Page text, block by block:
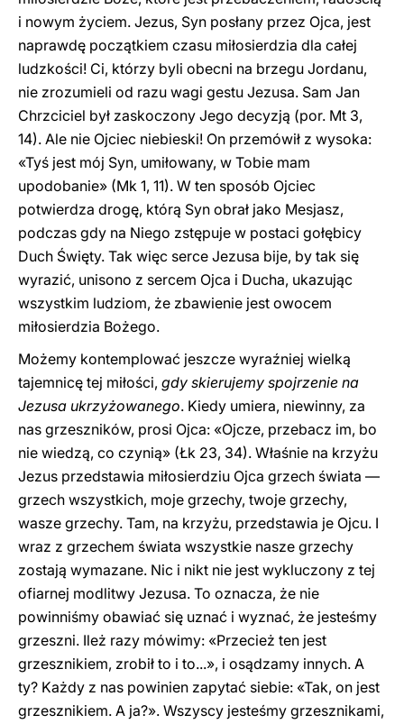
i nowym życiem. Jezus, Syn posłany przez Ojca, jest
naprawdę początkiem czasu miłosierdzia dla całej
ludzkości! Ci, którzy byli obecni na brzegu Jordanu,
nie zrozumieli od razu wagi gestu Jezusa. Sam Jan
Chrzciciel był zaskoczony Jego decyzją (por. Mt 3,
14). Ale nie Ojciec niebieski! On przemówił z wysoka:
«Tyś jest mój Syn, umiłowany, w Tobie mam
upodobanie» (Mk 1, 11). W ten sposób Ojciec
potwierdza drogę, którą Syn obrał jako Mesjasz,
podczas gdy na Niego zstępuje w postaci gołębicy
Duch Święty. Tak więc serce Jezusa bije, by tak się
wyrazić, unisono z sercem Ojca i Ducha, ukazując
wszystkim ludziom, że zbawienie jest owocem
miłosierdzia Bożego.
Możemy kontemplować jeszcze wyraźniej wielką
tajemnicę tej miłości, gdy skierujemy spojrzenie na
Jezusa ukrzyżowanego. Kiedy umiera, niewinny, za
nas grzeszników, prosi Ojca: «Ojcze, przebacz im, bo
nie wiedzą, co czynią» (Łk 23, 34). Właśnie na krzyżu
Jezus przedstawia miłosierdziu Ojca grzech świata —
grzech wszystkich, moje grzechy, twoje grzechy,
wasze grzechy. Tam, na krzyżu, przedstawia je Ojcu. I
wraz z grzechem świata wszystkie nasze grzechy
zostają wymazane. Nic i nikt nie jest wykluczony z tej
ofiarnej modlitwy Jezusa. To oznacza, że nie
powinniśmy obawiać się uznać i wyznać, że jesteśmy
grzeszni. Ileż razy mówimy: «Przecież ten jest
grzesznikiem, zrobił to i to...», i osądzamy innych. A
ty? Każdy z nas powinien zapytać siebie: «Tak, on jest
grzesznikiem. A ja?». Wszyscy jesteśmy grzesznikami,